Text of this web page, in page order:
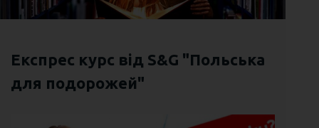
Експрес курс від S&G "Польська
для подорожей"